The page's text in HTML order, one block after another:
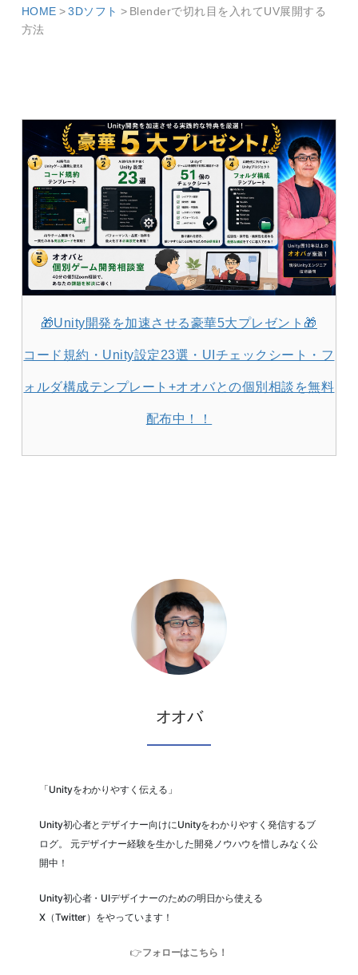
HOME 3Dソフト
Blenderで切れ目を入れてUV展開する
方法
🎁Unity開発を加速させる豪華5大プレゼント🎁
コード規約・Unity設定23選・UIチェックシート・フ
ォルダ構成テンプレート+オオバとの個別相談を無料
配布中！！
オオバ
「Unityをわかりやすく伝える」
Unity初心者とデザイナー向けにUnityをわかりやすく発信するブ
ログ。 元デザイナー経験を生かした開発ノウハウを惜しみなく公
開中！
Unity初心者・UIデザイナーのための明日から使える
X（Twitter）をやっています！
👉フォローはこちら！